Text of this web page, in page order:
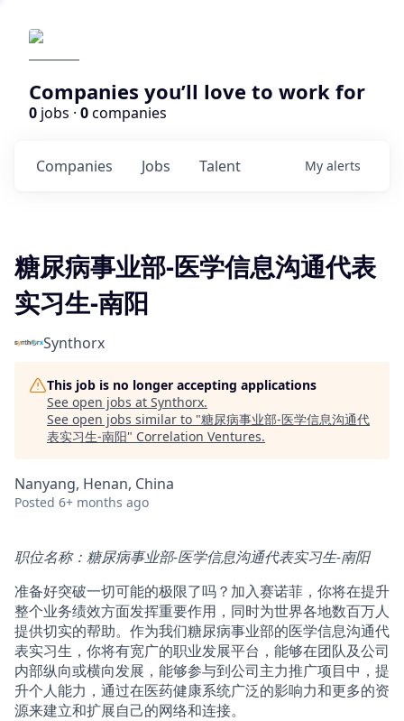
Companies you’ll love to work for
0 jobs · 0companies
Jobs
Companies Talent My alerts
糖尿病事业部-医学信息沟通代表
实习生-南阳
Synthorx
This job is no longer accepting applications
See open jobs at Synthorx.
See open jobs similar to "糖尿病事业部-医学信息沟通代
表实习生-南阳" Correlation Ventures.
Nanyang, Henan, China
Posted 6+ months ago
职位名称：糖尿病事业部-医学信息沟通代表实习生-南阳
准备好突破一切可能的极限了吗？加入赛诺菲，你将在提升
整个业务绩效方面发挥重要作用，同时为世界各地数百万人
提供切实的帮助。作为我们糖尿病事业部的医学信息沟通代
表实习生，你将有宽广的职业发展平台，能够在团队及公司
内部纵向或横向发展，能够参与到公司主力推广项目中，提
升个人能力，通过在医药健康系统广泛的影响力和更多的资
源来建立和扩展自己的网络和连接。